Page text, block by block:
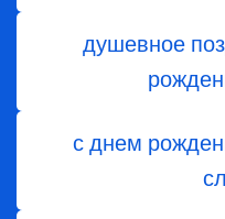
душевное
с днем